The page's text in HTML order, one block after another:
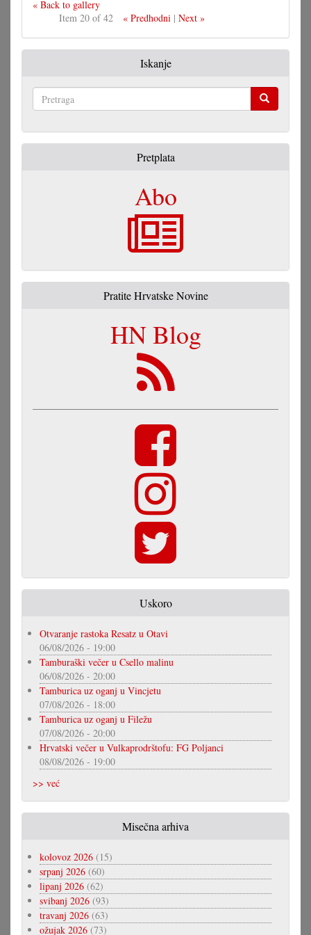
« Back to gallery
Item 20 of 42
« Predhodni| Next »
Iskanje
Pretplata
Abo
Pratite Hrvatske Novine
HN Blog
Uskoro
Otvaranje rastoka Resatz u Otavi
06/08/2026 - 19:00
Tamburaški večer u Csello malinu
06/08/2026 - 20:00
Tamburica uz oganj u Vincjetu
07/08/2026 - 18:00
Tamburica uz oganj u Filežu
07/08/2026 - 20:00
Hrvatski večer u Vulkaprodrštofu: FG Poljanci
08/08/2026 - 19:00
>> već
Misečna arhiva
kolovoz 2026 (15)
srpanj 2026 (60)
lipanj 2026 (62)
svibanj 2026 (93)
travanj 2026 (63)
ožujak 2026 (73)